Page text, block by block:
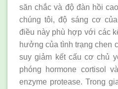
săn chắc và độ đàn hồi
chúng tôi, độ sáng cơ
điều này phù hợp với các
hưởng của tình trạng chen
suy giảm kết cấu cơ chủ
phóng hormone cortisol
enzyme protease. Trong